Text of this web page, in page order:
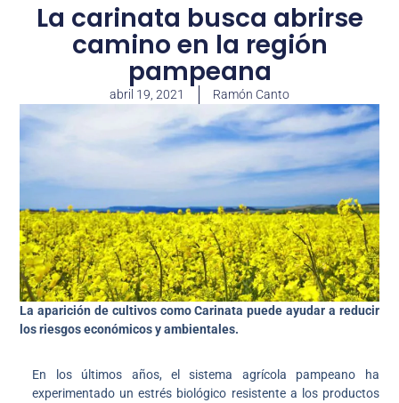
La carinata busca abrirse
camino en la región
pampeana
abril 19, 2021 Ramón Canto
La aparición de cultivos como Carinata puede ayudar a reducir
los riesgos económicos y ambientales.
En los últimos años, el sistema agrícola pampeano ha
experimentado un estrés biológico resistente a los productos